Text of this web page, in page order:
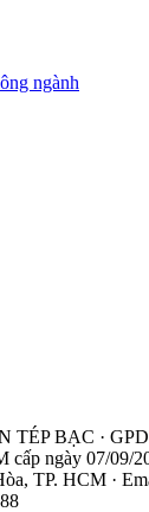
ngành
TÉP BẠC ·
ngày 07/09/
TP. HCM ·